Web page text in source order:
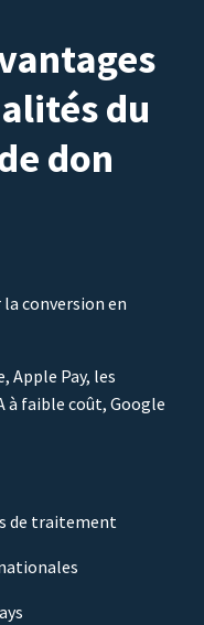
du
don
conversion en
Apple Pay, les
à faible coût, Google
de traitement